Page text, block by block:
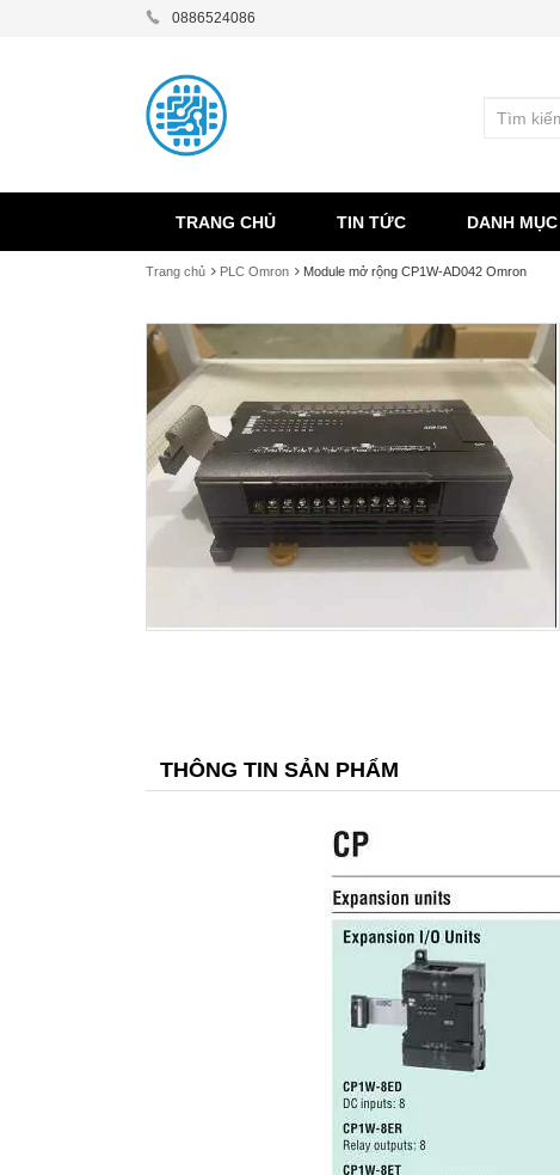
0886524086
TRANG CHỦ TIN TỨC DANH
Trang chủ PLC Omron Module mở rộng CP1W-AD042 Omron
THÔNG TIN SẢN PHẨM